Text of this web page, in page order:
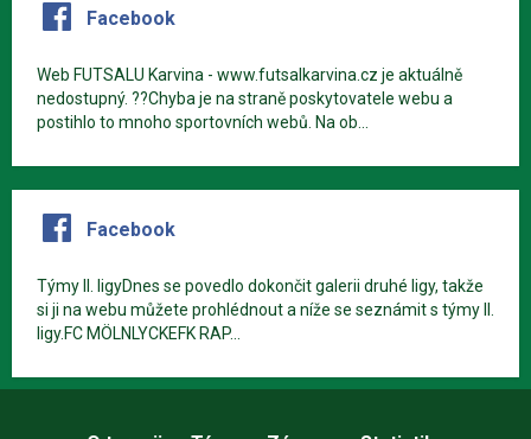
Facebook
Web FUTSALU Karvina - www.futsalkarvina.cz je aktuálně
nedostupný. ??Chyba je na straně poskytovatele webu a
postihlo to mnoho sportovních webů. Na ob...
Facebook
Týmy II. ligyDnes se povedlo dokončit galerii druhé ligy, takže
si ji na webu můžete prohlédnout a níže se seznámit s týmy II.
ligy.FC MÖLNLYCKEFK RAP...